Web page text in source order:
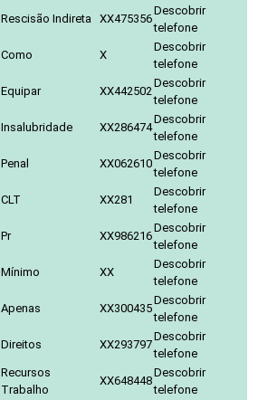
Rescisão Indireta XX475356
Descobrir
telefone
Como X
Descobrir
telefone
Equipar XX442502
Descobrir
telefone
Insalubridade XX286474
Descobrir
telefone
Penal XX062610
Descobrir
telefone
CLT XX281
Descobrir
telefone
Pr XX986216
Descobrir
telefone
Mínimo XX
Descobrir
telefone
Apenas XX300435
Descobrir
telefone
Direitos XX293797
Descobrir
telefone
Recursos
Trabalho
XX648448
Descobrir
telefone